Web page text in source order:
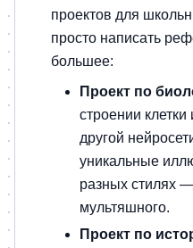
проектов для
просто написать
большее:
Проект по
строении
другой
уникальные
разных стилях
мультяшного.
Проект по